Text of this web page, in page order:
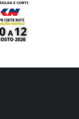
Pública
da